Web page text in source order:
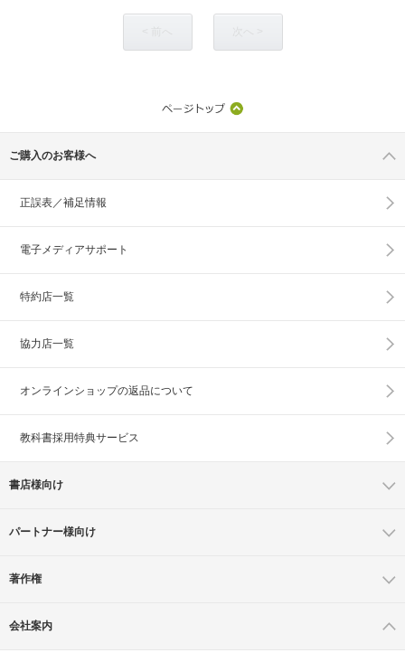
ご購入のお客様へ
正誤表／補足情報
電子メディアサポート
特約店一覧
協力店一覧
オンラインショップの返品について
教科書採用特典サービス
書店様向け
パートナー様向け
著作権
会社案内